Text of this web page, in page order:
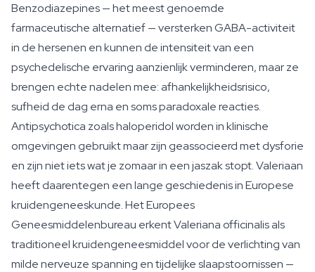
Benzodiazepines — het meest genoemde
farmaceutische alternatief — versterken GABA-activiteit
in de hersenen en kunnen de intensiteit van een
psychedelische ervaring aanzienlijk verminderen, maar ze
brengen echte nadelen mee: afhankelijkheidsrisico,
sufheid de dag erna en soms paradoxale reacties.
Antipsychotica zoals haloperidol worden in klinische
omgevingen gebruikt maar zijn geassocieerd met dysforie
en zijn niet iets wat je zomaar in een jaszak stopt. Valeriaan
heeft daarentegen een lange geschiedenis in Europese
kruidengeneeskunde. Het Europees
Geneesmiddelenbureau erkent Valeriana officinalis als
traditioneel kruidengeneesmiddel voor de verlichting van
milde nerveuze spanning en tijdelijke slaapstoornissen —